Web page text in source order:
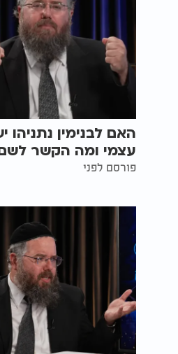
האם לבנימין נתניהו
עצמי ומה הקשר
פורסם לפני